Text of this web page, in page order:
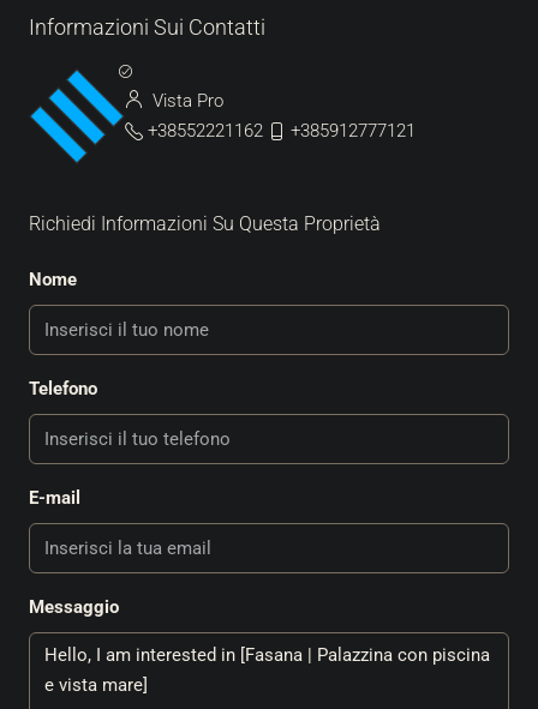
Informazioni Sui Contatti
Vista Pro
+38552221162
+385912777121
Richiedi Informazioni Su Questa Proprietà
Nome
Telefono
E-mail
Messaggio